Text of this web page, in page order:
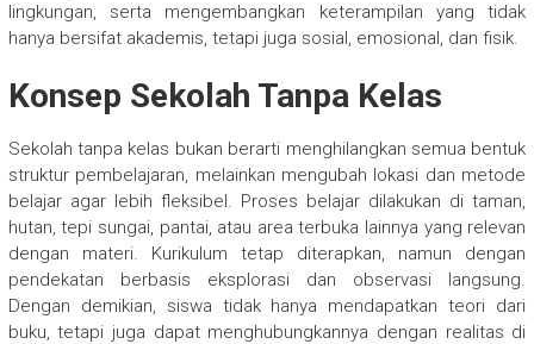
lingkungan, serta mengembangkan keterampilan yang tidak
hanya bersifat akademis, tetapi juga sosial, emosional, dan fisik.
Konsep Sekolah Tanpa Kelas
Sekolah tanpa kelas bukan berarti menghilangkan semua bentuk
struktur pembelajaran, melainkan mengubah lokasi dan metode
belajar agar lebih fleksibel. Proses belajar dilakukan di taman,
hutan, tepi sungai, pantai, atau area terbuka lainnya yang relevan
dengan materi. Kurikulum tetap diterapkan, namun dengan
pendekatan berbasis eksplorasi dan observasi langsung.
Dengan demikian, siswa tidak hanya mendapatkan teori dari
buku, tetapi juga dapat menghubungkannya dengan realitas di